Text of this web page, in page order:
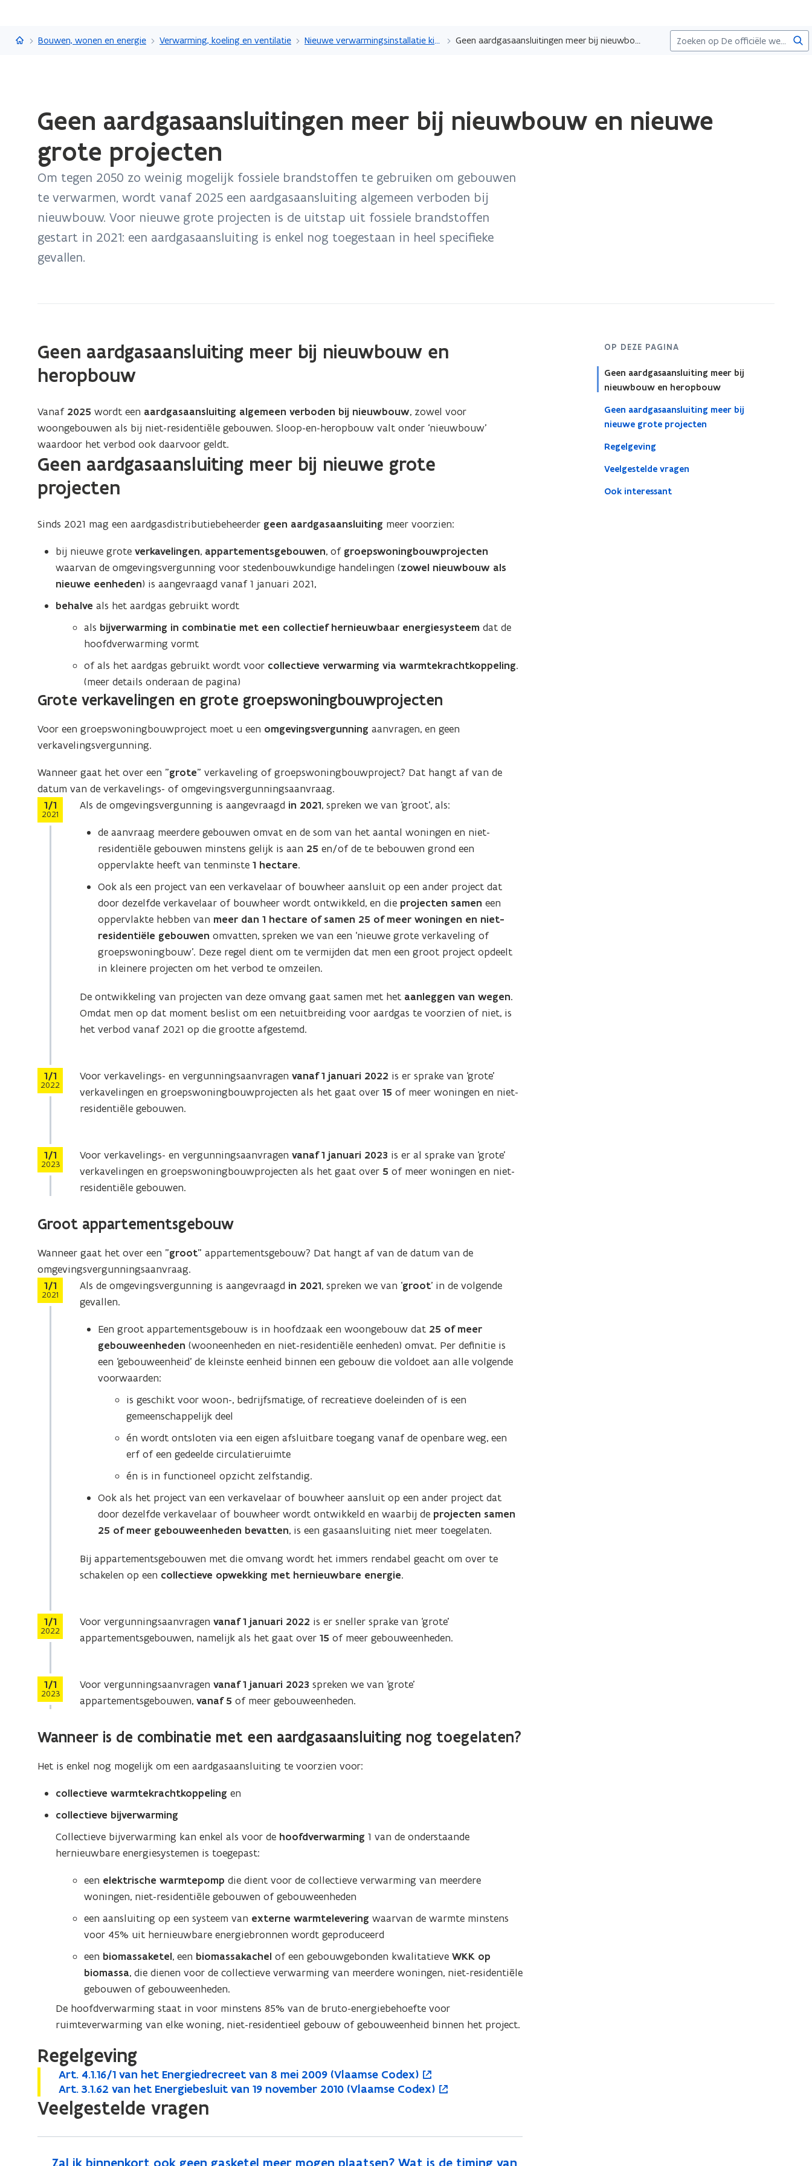
en
Vlaanderen.be
Bouwen, wonen en energie Verwarming, koeling en ventilatie Nieuwe verwarmingsinstallatie kiezen Geen aardgasaansluitingen meer bij nieuwbouw en nieuwe grote projecten
laden.
bevindt
meer
Geen aardgasaansluitingen meer bij nieuwbouw en nieuwe
grote projecten
Om tegen 2050 zo weinig mogelijk fossiele brandstoffen te gebruiken om gebouwen
te verwarmen, wordt vanaf 2025 een aardgasaansluiting algemeen verboden bij
nieuwbouw. Voor nieuwe grote projecten is de uitstap uit fossiele brandstoffen
gestart in 2021: een aardgasaansluiting is enkel nog toegestaan in heel specifieke
gevallen.
OP DEZE PAGINA
Geen aardgasaansluiting meer bij
nieuwbouw en heropbouw
Geen aardgasaansluiting meer bij
nieuwe grote projecten
Regelgeving
Veelgestelde vragen
Ook interessant
Geen aardgasaansluiting meer bij nieuwbouw en
heropbouw
Vanaf 2025 wordt een aardgasaansluiting algemeen verboden bij nieuwbouw, zowel voor
woongebouwen als bij niet-residentiële gebouwen. Sloop-en-heropbouw valt onder ‘nieuwbouw’
waardoor het verbod ook daarvoor geldt.
Geen aardgasaansluiting meer bij nieuwe grote
projecten
Sinds 2021 mag een aardgasdistributiebeheerder geen aardgasaansluiting meer voorzien:
bij nieuwe groteverkavelingen, appartementsgebouwen, of groepswoningbouwprojecten
waarvan de omgevingsvergunning voor stedenbouwkundige handelingen (zowel nieuwbouw als
nieuwe eenheden) is aangevraagd vanaf 1 januari 2021,
behalve als het aardgas gebruikt wordt
als bijverwarming in combinatie met een collectief hernieuwbaar energiesysteemdat de
hoofdverwarming vormt
of als het aardgas gebruikt wordt voor collectieve verwarming via warmtekrachtkoppeling.
(meer details onderaan de pagina)
Grote verkavelingen en grote groepswoningbouwprojecten
Voor een groepswoningbouwproject moet u een omgevingsvergunningaanvragen, en geen
verkavelingsvergunning.
Wanneer gaat het over een ”grote” verkaveling of groepswoningbouwproject? Dat hangt af van de
datum van de verkavelings- of omgevingsvergunningsaanvraag.
Stap
1/1
2021
Als de omgevingsvergunning is aangevraagd in 2021, spreken we van ‘groot’, als:
de aanvraag meerdere gebouwen omvat en de som van het aantal woningen en niet-
residentiële gebouwen minstens gelijk is aan 25 en/of de te bebouwen grond een
oppervlakte heeft van tenminste1 hectare.
Ook als een project van een verkavelaar of bouwheer aansluit op een ander project dat
door dezelfde verkavelaar of bouwheer wordt ontwikkeld, en die projecten samen een
oppervlakte hebben van meer dan 1 hectare of samen 25 of meer woningen en niet-
residentiële gebouwen omvatten, spreken we van een ‘nieuwe grote verkaveling of
groepswoningbouw’. Deze regel dient om te vermijden dat men een groot project opdeelt
in kleinere projecten om het verbod te omzeilen.
De ontwikkeling van projecten van deze omvang gaat samen met het aanleggen van wegen.
Omdat men op dat moment beslist om een netuitbreiding voor aardgas te voorzien of niet, is
het verbod vanaf 2021 op die grootte afgestemd.
Stap
1/1
2022
Voor verkavelings- en vergunningsaanvragenvanaf 1 januari 2022 is er sprake van ‘grote’
verkavelingen en groepswoningbouwprojecten als het gaat over15 of meer woningen en niet-
residentiële gebouwen.
Stap
1/1
2023
Voor verkavelings- en vergunningsaanvragenvanaf 1 januari 2023 is er al sprake van ‘grote’
verkavelingen en groepswoningbouwprojecten als het gaat over 5 of meer woningen en niet-
residentiële gebouwen.
Groot appartementsgebouw
Wanneer gaat het over een ”groot” appartementsgebouw? Dat hangt af van de datum van de
omgevingsvergunningsaanvraag.
Stap
1/1
2021
Als de omgevingsvergunning is aangevraagd in 2021, spreken we van ‘groot’ in de volgende
gevallen.
Een groot appartementsgebouw is in hoofdzaak een woongebouw dat 25 of meer
gebouweenheden (wooneenheden en niet-residentiële eenheden) omvat. Per definitie is
een ‘gebouweenheid’ de kleinste eenheid binnen een gebouw die voldoet aan alle volgende
voorwaarden:
is geschikt voor woon-, bedrijfsmatige, of recreatieve doeleinden of is een
gemeenschappelijk deel
én wordt ontsloten via een eigen afsluitbare toegang vanaf de openbare weg, een
erf of een gedeelde circulatieruimte
én is in functioneel opzicht zelfstandig.
Ook als het project van een verkavelaar of bouwheer aansluit op een ander project dat
door dezelfde verkavelaar of bouwheer wordt ontwikkeld en waarbij de projecten samen
25 of meer gebouweenheden bevatten, is een gasaansluiting niet meer toegelaten.
Bij appartementsgebouwen met die omvang wordt het immers rendabel geacht om over te
schakelen op een collectieve opwekking met hernieuwbare energie.
Stap
1/1
2022
Voor vergunningsaanvragenvanaf 1 januari 2022 is er sneller sprake van ‘grote’
appartementsgebouwen, namelijk als het gaat over15 of meer gebouweenheden.
Stap
1/1
2023
Voor vergunningsaanvragenvanaf 1 januari 2023 spreken we van ‘grote’
appartementsgebouwen,vanaf 5 of meer gebouweenheden.
Wanneer is de combinatie met een aardgasaansluiting nog toegelaten?
Het is enkel nog mogelijk om een aardgasaansluiting te voorzien voor:
collectieve warmtekrachtkoppeling en
collectieve bijverwarming
Collectieve bijverwarming kan enkel als voor de hoofdverwarming 1 van de onderstaande
hernieuwbare energiesystemen is toegepast:
een elektrische warmtepomp die dient voor de collectieve verwarming van meerdere
woningen, niet-residentiële gebouwen of gebouweenheden
een aansluiting op een systeem van externe warmtelevering waarvan de warmte minstens
voor 45% uit hernieuwbare energiebronnen wordt geproduceerd
een biomassaketel, een biomassakachelof een gebouwgebonden kwalitatieveWKK op
biomassa, die dienen voor de collectieve verwarming van meerdere woningen, niet-residentiële
gebouwen of gebouweenheden.
De hoofdverwarming staat in voor minstens 85% van de bruto-energiebehoefte voor
ruimteverwarming van elke woning, niet-residentieel gebouw of gebouweenheid binnen het project.
Regelgeving
A
r
t
4
.
o
p
e
t
i
Art. 4.1.16/1 van het Energiedrecreet van 8 mei 2009 (Vlaamse Codex)
A
r
t
.
1
A
r
.
o
p
n
Art. 3.1.62 van het Energiebesluit van 19 november 2010 (Vlaamse Codex)
A
r
t
.
Veelgestelde vragen
Zal ik binnenkort ook geen gasketel meer mogen plaatsen? Wat is de timing van